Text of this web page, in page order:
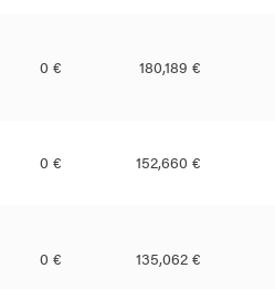
0 € 180,189 €
0 € 152,660 €
0 € 135,062 €